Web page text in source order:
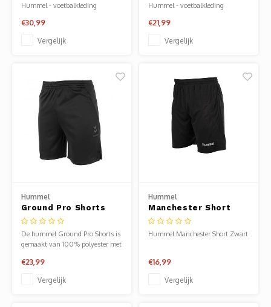
Hummel - voetbalkleding
Baarn.
€30,99
Vergelijk
Hummel - voetbalkleding
Baarn.
€21,99
Vergelijk
Hummel
Ground Pro Shorts
Junior
De hummel Ground Pro Shorts is
gemaakt van 100% polyester met
€23,99
Vergelijk
Hummel
Manchester Short
Zwart
Hummel Manchester Short Zwart
€16,99
Vergelijk